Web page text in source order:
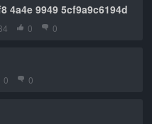
4a4e 9949 5cf9a9c6194d
0 0
0 0